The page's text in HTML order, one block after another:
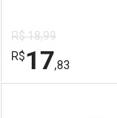
R$ 18,99
R$17,83